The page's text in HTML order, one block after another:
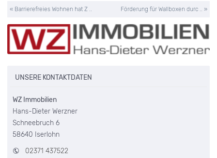
« Barrierefreies Wohnen hat Z .. Förderung für Wallboxen durc .. »
UNSERE KONTAKTDATEN
WZ Immobilien
Hans-Dieter Werzner
Schneebruch 6
58640 Iserlohn
02371 437522